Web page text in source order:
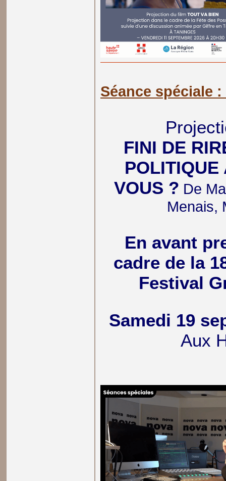
Séance spéciale
FINI DE
POLITIQUE
VOUS ? De
Menais,
En avant
cadre de la
Festival
Samedi 19
Aux